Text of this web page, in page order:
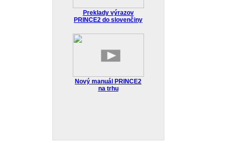
Preklady výrazov
PRINCE2 do slovenčiny
Nový manuál PRINCE2
na trhu